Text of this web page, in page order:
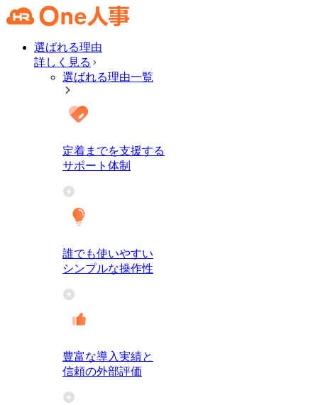
選ばれる理由
詳しく見る
選ばれる理由一覧
定着までを支援する
サポート体制
誰でも使いやすい
シンプルな操作性
豊富な導入実績と
信頼の外部評価